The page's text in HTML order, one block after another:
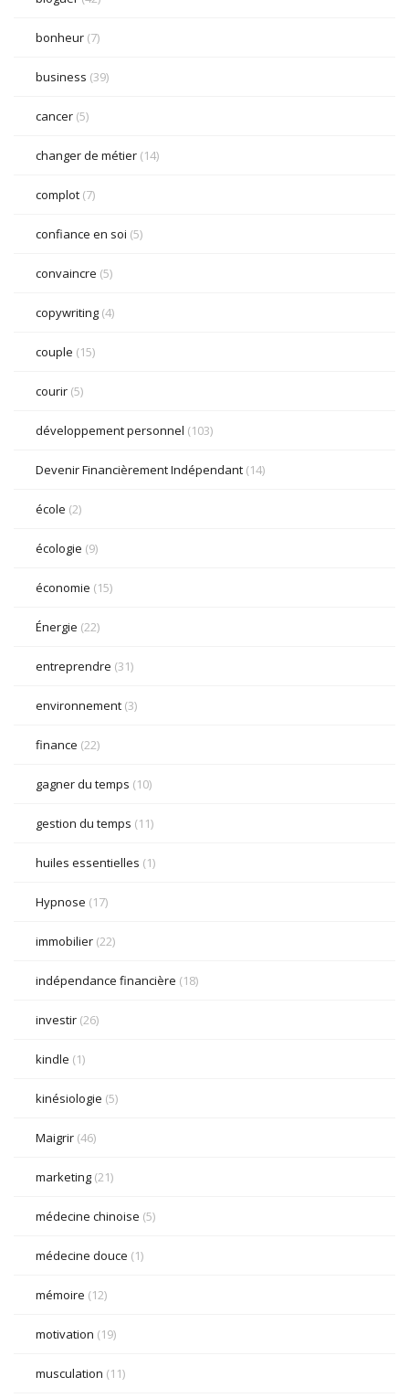
bonheur (7)
business (39)
cancer (5)
changer de métier (14)
complot (7)
confiance en soi (5)
convaincre (5)
copywriting (4)
couple (15)
courir (5)
développement personnel (103)
Devenir Financièrement Indépendant (14)
école (2)
écologie (9)
économie (15)
Énergie (22)
entreprendre (31)
environnement (3)
finance (22)
gagner du temps (10)
gestion du temps (11)
huiles essentielles (1)
Hypnose (17)
immobilier (22)
indépendance financière (18)
investir (26)
kindle (1)
kinésiologie (5)
Maigrir (46)
marketing (21)
médecine chinoise (5)
médecine douce (1)
mémoire (12)
motivation (19)
musculation (11)